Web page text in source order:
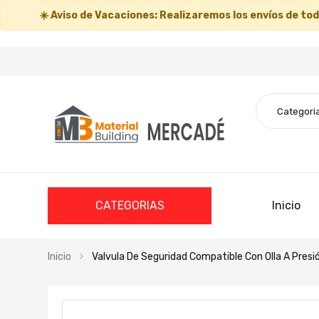
☀️Aviso de Vacaciones:Realizaremos los envíos de
CATEGORIAS Inicio
Inicio Valvula De Seguridad Compatible Con Olla A